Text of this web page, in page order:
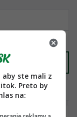
aby ste mali z
Preto by
na: